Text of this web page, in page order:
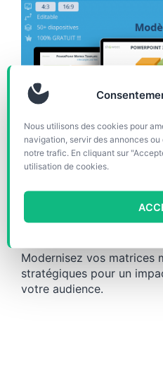
Nous utilisons des cookies pour
navigation, servir des annonces
notre trafic. En cliquant sur
utilisation de cookies.
CHARTS & DIAGRAMMES
Modernisez vos matrices
stratégiques pour un
votre audience.